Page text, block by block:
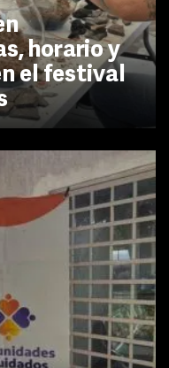
horario y
el festival